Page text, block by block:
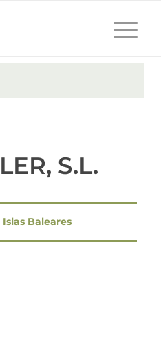
S.L.
Islas Baleares